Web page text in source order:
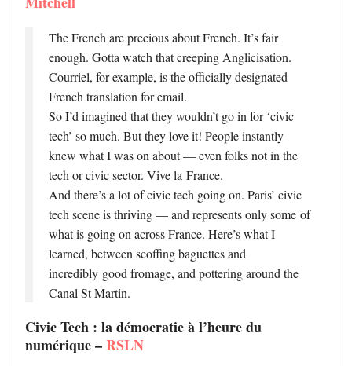
The French are precious about French. It’s fair
enough. Gotta watch that creeping Anglicisation.
Courriel, for example, is the officially designated
French translation for email.
So I’d imagined that they wouldn’t go in for ‘civic
tech’ so much. But they love it! People instantly
knew what I was on about — even folks not in the
tech or civic sector. Vive la France.
And there’s a lot of civic tech going on. Paris’ civic
tech scene is thriving — and represents only some of
what is going on across France. Here’s what I
learned, between scoffing baguettes and
incredibly good fromage, and pottering around the
Canal St Martin.
Civic Tech : la démocratie à l’heure du
numérique –RSLN